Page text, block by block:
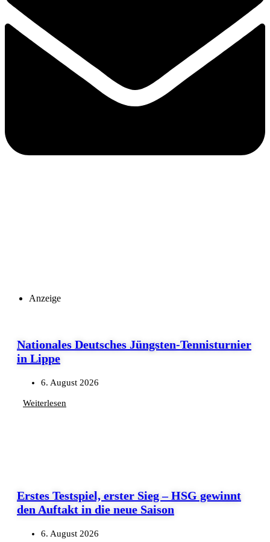
Anzeige
Nationales Deutsches Jüngsten-Tennisturnier
in Lippe
6. August 2026
Weiterlesen
Erstes Testspiel, erster Sieg – HSG gewinnt
den Auftakt in die neue Saison
6. August 2026